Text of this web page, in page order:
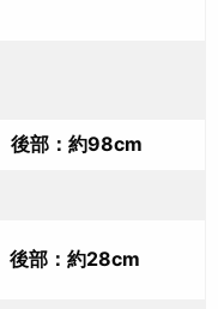
部：約98cm
部：約28cm